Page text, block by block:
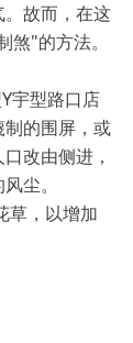
故而，在这
"的方法。
宇型路口店
的围屏，或
改由侧进，
尘。
草，以增加